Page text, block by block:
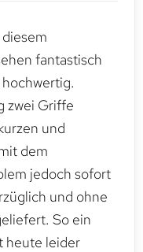
fantastisch
zwei Griffe
und
dem
jedoch sofort
und ohne
So ein
heute leider